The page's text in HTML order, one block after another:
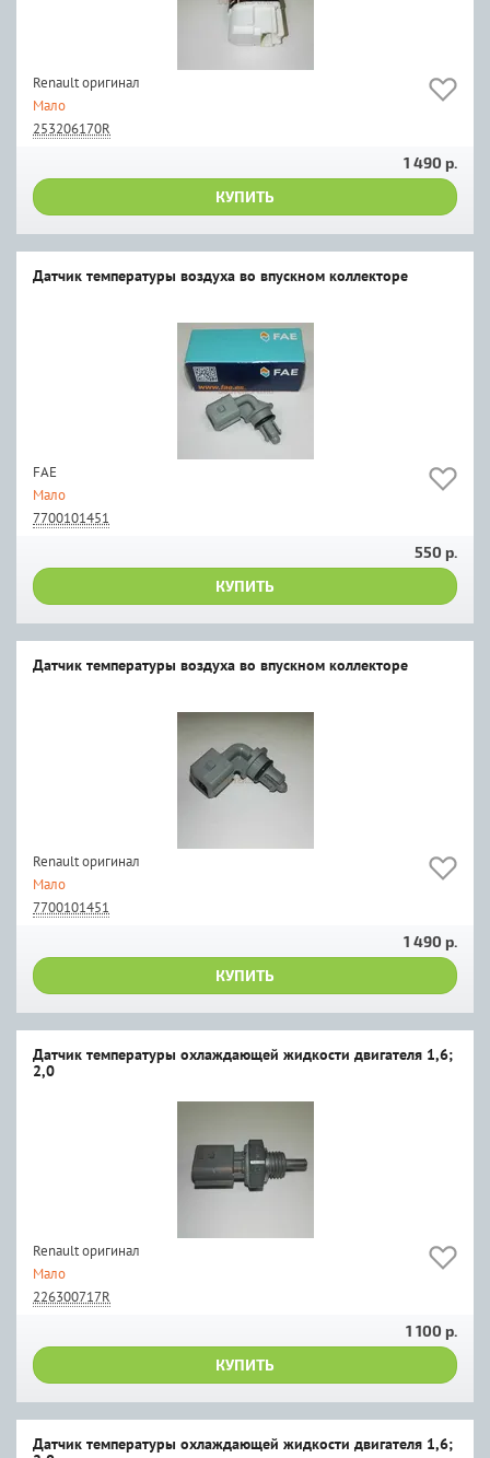
Renault оригинал
Мало
253206170R
1 490 р.
КУПИТЬ
Датчик температуры воздуха во впускном коллекторе
FAE
Мало
7700101451
550 р.
КУПИТЬ
Датчик температуры воздуха во впускном коллекторе
Renault оригинал
Мало
7700101451
1 490 р.
КУПИТЬ
Датчик температуры охлаждающей жидкости двигателя 1,6;
2,0
Renault оригинал
Мало
226300717R
1 100 р.
КУПИТЬ
Датчик температуры охлаждающей жидкости двигателя 1,6;